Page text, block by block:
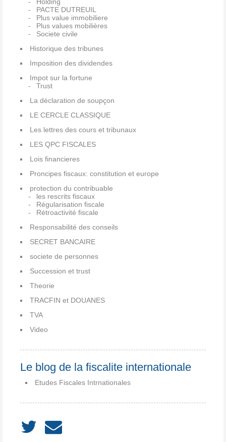
PACTE DUTREUIL
Plus value immobiliere
Plus values mobilières
Societe civile
Historique des tribunes
Imposition des dividendes
Impot sur la fortune
Trust
La déclaration de soupçon
LE CERCLE CLASSIQUE
Les lettres des cours et tribunaux
LES QPC FISCALES
Lois financieres
Proncipes fiscaux: constitution et europe
protection du contribuable
les rescrits fiscaux
Régularisation fiscale
Rétroactivité fiscale
Responsabilité des conseils
SECRET BANCAIRE
societe de personnes
Succession et trust
Theorie
TRACFIN et DOUANES
TVA
Video
Le blog de la fiscalite internationale
Etudes Fiscales Intrnationales